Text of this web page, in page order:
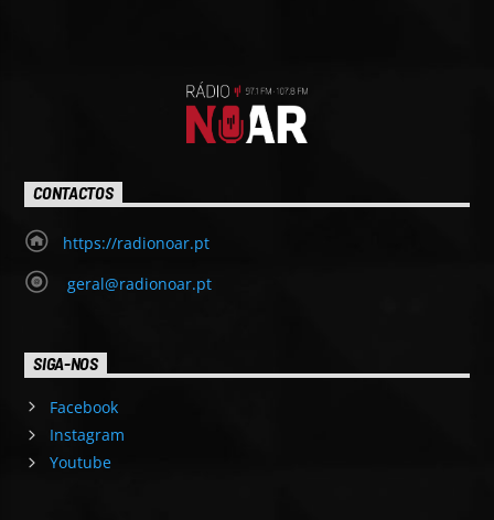
CONTACTOS
https://radionoar.pt
geral@radionoar.pt
SIGA-NOS
Facebook
Instagram
Youtube